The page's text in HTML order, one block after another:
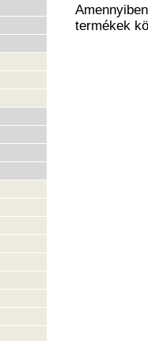
termékek